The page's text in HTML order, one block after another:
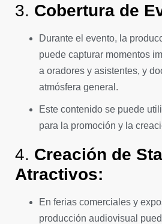
3. Cobertura de
Durante el evento, la
puede capturar momentos
a oradores y asistentes, y
atmósfera general.
Este contenido se puede
para la promoción y la
4. Creación de
Atractivos:
En ferias comerciales y
producción audiovisual